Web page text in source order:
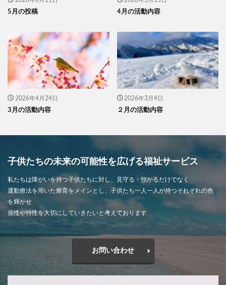
5月の投稿 4月の活動内容
2026年4月24日
3月の活動内容
2026年3月4日
２月の活動内容
子供たちの未来の可能性を広げる福祉サービス
私たちは障がいを持つ子供たちに対し、見守る・預かるだけでなく
運動療法を用いた療育をメインとし、子供たち一人一人が持つそれぞれの色
を輝かせ
個性や特性を大切にしていきたいと考えております
お問い合わせ